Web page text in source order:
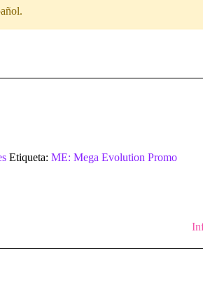
Etiqueta: ME: Mega Evolution Promo